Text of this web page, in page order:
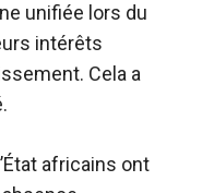
unifiée lors du
intérêts
Cela a
africains ont